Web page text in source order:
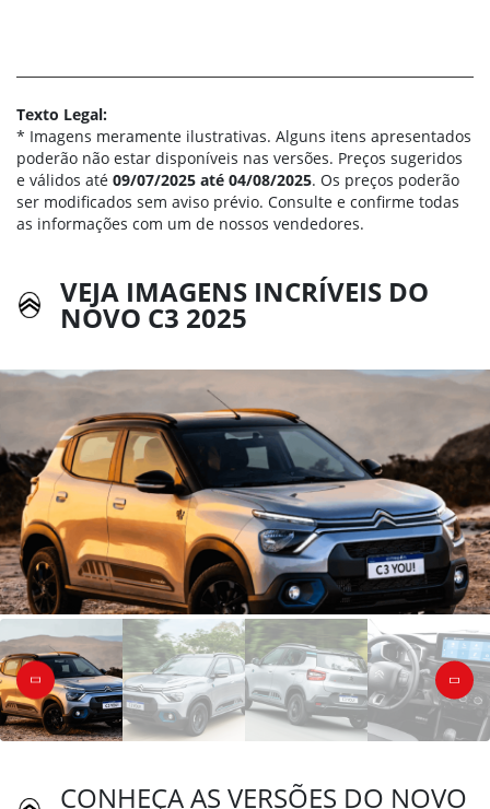
Texto Legal:
* Imagens meramente ilustrativas. Alguns itens apresentados
poderão não estar disponíveis nas versões. Preços sugeridos
e válidos até 09/07/2025 até 04/08/2025. Os preços poderão
ser modificados sem aviso prévio. Consulte e confirme todas
as informações com um de nossos vendedores.
VEJA IMAGENS INCRÍVEIS DO
NOVO C3 2025
CONHEÇA AS VERSÕES DO NOVO